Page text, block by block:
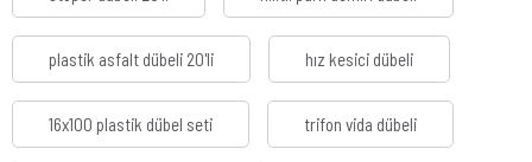
plastik asfalt dübeli 20'li hız kesici dübeli
16x100 plastik dübel seti trifon vida dübeli